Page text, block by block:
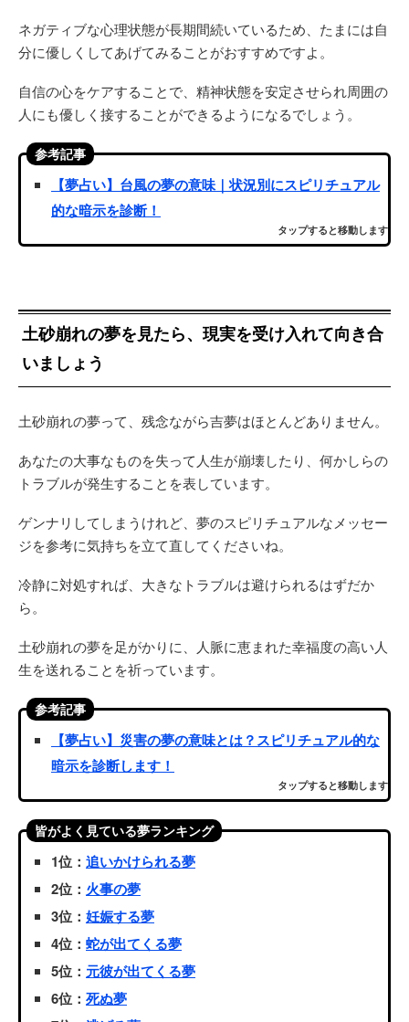
ネガティブな心理状態が長期間続いているため、たまには自
分に優しくしてあげてみることがおすすめですよ。
自信の心をケアすることで、精神状態を安定させられ周囲の
人にも優しく接することができるようになるでしょう。
参考記事
【夢占い】台風の夢の意味｜状況別にスピリチュアル
的な暗示を診断！
タップすると移動します
土砂崩れの夢を見たら、現実を受け入れて向き合
いましょう
土砂崩れの夢って、残念ながら吉夢はほとんどありません。
あなたの大事なものを失って人生が崩壊したり、何かしらの
トラブルが発生することを表しています。
ゲンナリしてしまうけれど、夢のスピリチュアルなメッセー
ジを参考に気持ちを立て直してくださいね。
冷静に対処すれば、大きなトラブルは避けられるはずだか
ら。
土砂崩れの夢を足がかりに、人脈に恵まれた幸福度の高い人
生を送れることを祈っています。
参考記事
【夢占い】災害の夢の意味とは？スピリチュアル的な
暗示を診断します！
タップすると移動します
皆がよく見ている夢ランキング
1位： 追いかけられる夢
2位： 火事の夢
3位： 妊娠する夢
4位： 蛇が出てくる夢
5位： 元彼が出てくる夢
6位： 死ぬ夢